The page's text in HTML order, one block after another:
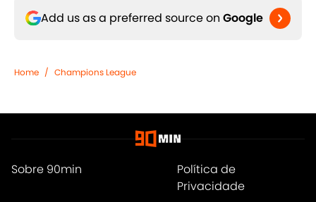
Add us as a preferred source on Google
Home / Champions League
Sobre 90min
Política de
Privacidade